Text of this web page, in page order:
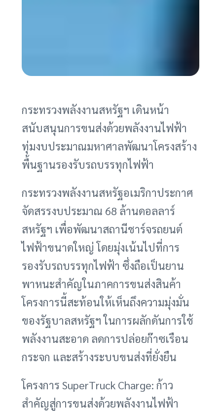
กระทรวงพลังงานสหรัฐฯ เดินหน้า
สนับสนุนการขนส่งด้วยพลังงานไฟฟ้า
ทุ่มงบประมาณมหาศาลพัฒนาโครงสร้าง
พื้นฐานรองรับรถบรรทุกไฟฟ้า
กระทรวงพลังงานสหรัฐอเมริกาประกาศ
จัดสรรงบประมาณ 68 ล้านดอลลาร์
สหรัฐฯ เพื่อพัฒนาสถานีชาร์จรถยนต์
ไฟฟ้าขนาดใหญ่ โดยมุ่งเน้นไปที่การ
รองรับรถบรรทุกไฟฟ้า ซึ่งถือเป็นยาน
พาหนะสำคัญในภาคการขนส่งสินค้า
โครงการนี้สะท้อนให้เห็นถึงความมุ่งมั่น
ของรัฐบาลสหรัฐฯ ในการผลักดันการใช้
พลังงานสะอาด ลดการปล่อยก๊าซเรือน
กระจก และสร้างระบบขนส่งที่ยั่งยืน
โครงการ SuperTruck Charge: ก้าว
สำคัญสู่การขนส่งด้วยพลังงานไฟฟ้า